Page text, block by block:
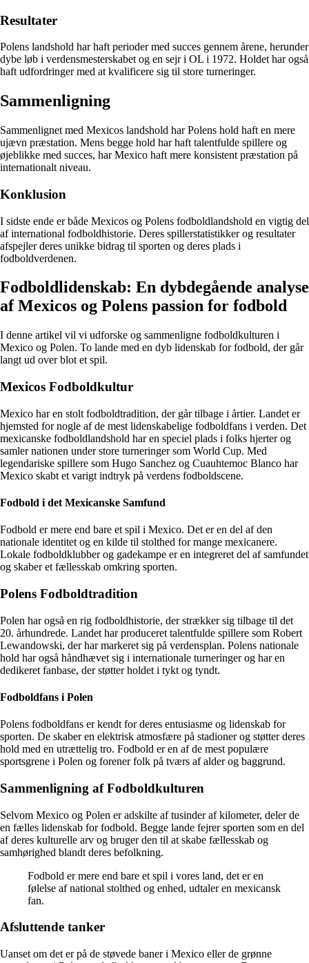
Resultater
Polens landshold har haft perioder med succes gennem årene, herunder
dybe løb i verdensmesterskabet og en sejr i OL i 1972. Holdet har også
haft udfordringer med at kvalificere sig til store turneringer.
Sammenligning
Sammenlignet med Mexicos landshold har Polens hold haft en mere
ujævn præstation. Mens begge hold har haft talentfulde spillere og
øjeblikke med succes, har Mexico haft mere konsistent præstation på
internationalt niveau.
Konklusion
I sidste ende er både Mexicos og Polens fodboldlandshold en vigtig del
af international fodboldhistorie. Deres spillerstatistikker og resultater
afspejler deres unikke bidrag til sporten og deres plads i
fodboldverdenen.
Fodboldlidenskab: En dybdegående analyse
af Mexicos og Polens passion for fodbold
I denne artikel vil vi udforske og sammenligne fodboldkulturen i
Mexico og Polen. To lande med en dyb lidenskab for fodbold, der går
langt ud over blot et spil.
Mexicos Fodboldkultur
Mexico har en stolt fodboldtradition, der går tilbage i årtier. Landet er
hjemsted for nogle af de mest lidenskabelige fodboldfans i verden. Det
mexicanske fodboldlandshold har en speciel plads i folks hjerter og
samler nationen under store turneringer som World Cup. Med
legendariske spillere som Hugo Sanchez og Cuauhtemoc Blanco har
Mexico skabt et varigt indtryk på verdens fodboldscene.
Fodbold i det Mexicanske Samfund
Fodbold er mere end bare et spil i Mexico. Det er en del af den
nationale identitet og en kilde til stolthed for mange mexicanere.
Lokale fodboldklubber og gadekampe er en integreret del af samfundet
og skaber et fællesskab omkring sporten.
Polens Fodboldtradition
Polen har også en rig fodboldhistorie, der strækker sig tilbage til det
20. århundrede. Landet har produceret talentfulde spillere som Robert
Lewandowski, der har markeret sig på verdensplan. Polens nationale
hold har også håndhævet sig i internationale turneringer og har en
dedikeret fanbase, der støtter holdet i tykt og tyndt.
Fodboldfans i Polen
Polens fodboldfans er kendt for deres entusiasme og lidenskab for
sporten. De skaber en elektrisk atmosfære på stadioner og støtter deres
hold med en utrættelig tro. Fodbold er en af de mest populære
sportsgrene i Polen og forener folk på tværs af alder og baggrund.
Sammenligning af Fodboldkulturen
Selvom Mexico og Polen er adskilte af tusinder af kilometer, deler de
en fælles lidenskab for fodbold. Begge lande fejrer sporten som en del
af deres kulturelle arv og bruger den til at skabe fællesskab og
samhørighed blandt deres befolkning.
Fodbold er mere end bare et spil i vores land, det er en
følelse af national stolthed og enhed, udtaler en mexicansk
fan.
Afsluttende tanker
Uanset om det er på de støvede baner i Mexico eller de grønne